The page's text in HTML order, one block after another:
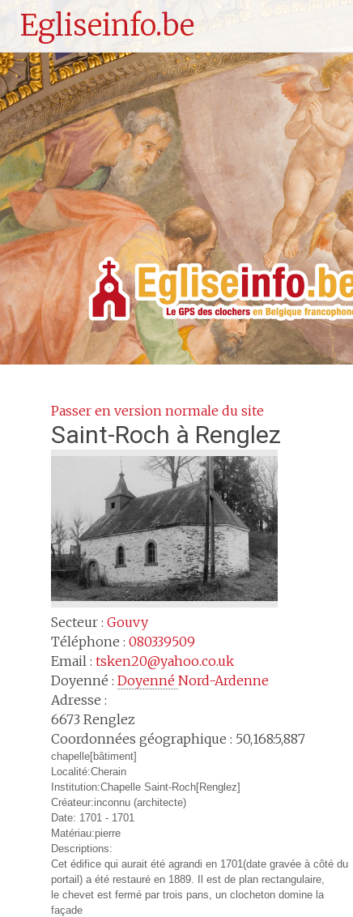
Egliseinfo.be
Passer en version normale du site
Saint-Roch à Renglez
Secteur : Gouvy
Téléphone : 080339509
Email : tsken20@yahoo.co.uk
Doyenné : Doyenné Nord-Ardenne
Adresse :
6673 Renglez
Coordonnées géographique : 50,168:5,887
chapelle[bâtiment]
Localité:Cherain
Institution:Chapelle Saint-Roch[Renglez]
Créateur:inconnu (architecte)
Date: 1701 - 1701
Matériau:pierre
Descriptions:
Cet édifice qui aurait été agrandi en 1701(date gravée à côté du
portail) a été restauré en 1889. Il est de plan rectangulaire,
le chevet est fermé par trois pans, un clocheton domine la
façade